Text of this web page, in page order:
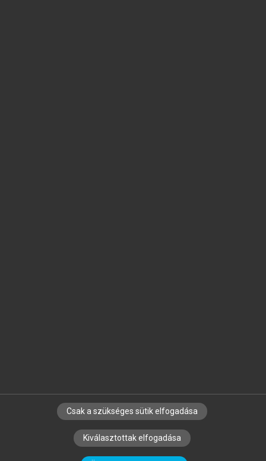
SZERZŐKNEK CÉGEKNEK KÖNYVTÁROSOKNAK
SZERKESZTÉSI ÉS LEKTORÁLÁSI ALAPELVEK
Csak a szükséges sütik elfogadása
Kiválasztottak elfogadása